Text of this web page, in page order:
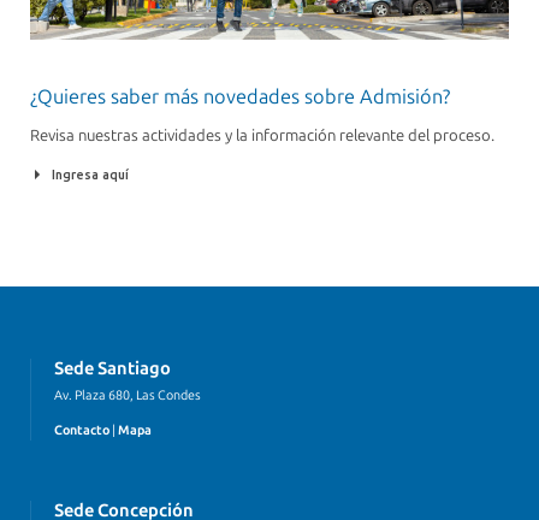
¿Quieres saber más novedades sobre Admisión?
Revisa nuestras actividades y la información relevante del proceso.
Ingresa aquí
Sede Santiago
Av. Plaza 680, Las Condes
Contacto Mapa
Sede Concepción